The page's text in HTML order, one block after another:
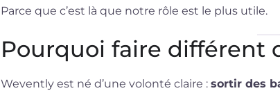
Parce que c’est là que notre rôle est le plus utile.
Pourquoi faire différent
Wevently est né d’une volonté claire : sortir des